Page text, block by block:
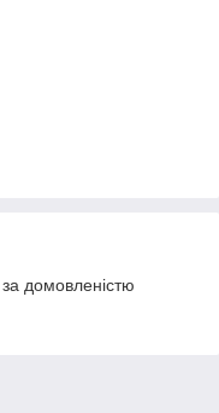
домовленістю